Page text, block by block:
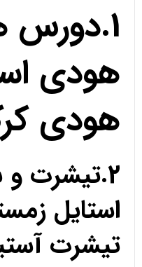
هودی
هودی
2.تیشرت
استایل
تیشرت